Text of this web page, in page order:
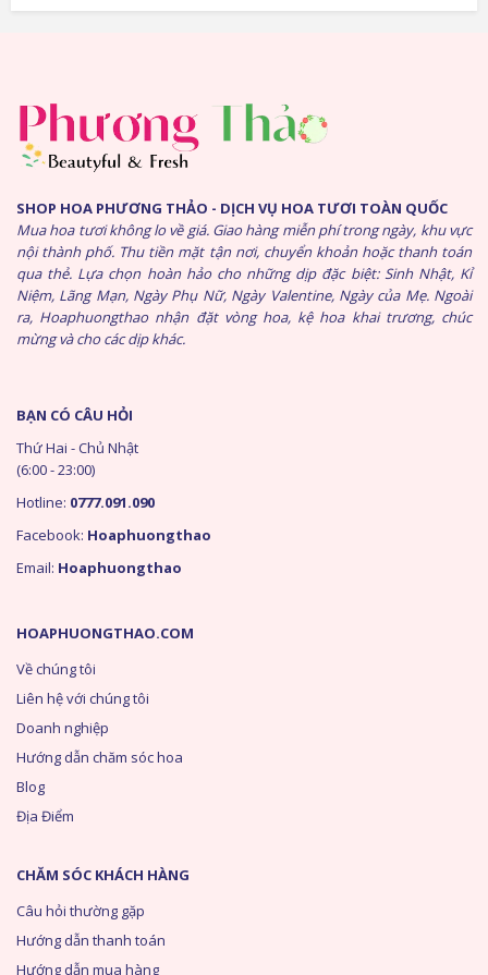
SHOP HOA PHƯƠNG THẢO - DỊCH VỤ HOA TƯƠI TOÀN QUỐC
Mua hoa tươi không lo về giá. Giao hàng miễn phí trong ngày, khu vực
nội thành phố. Thu tiền mặt tận nơi, chuyển khoản hoặc thanh toán
qua thẻ. Lựa chọn hoàn hảo cho những dịp đặc biệt: Sinh Nhật, Kỉ
Niệm, Lãng Mạn, Ngày Phụ Nữ, Ngày Valentine, Ngày của Mẹ. Ngoài
ra, Hoaphuongthao nhận đặt vòng hoa, kệ hoa khai trương, chúc
mừng và cho các dịp khác.
HOAPHUONGTHAO.COM
Về chúng tôi
Liên hệ với chúng tôi
Doanh nghiệp
Hướng dẫn chăm sóc hoa
Blog
Địa Điểm
CHĂM SÓC KHÁCH HÀNG
Câu hỏi thường gặp
Hướng dẫn thanh toán
Hướng dẫn mua hàng
BẠN CÓ CÂU HỎI
Thứ Hai - Chủ Nhật
(6:00 - 23:00)
Hotline: 0777.091.090
Facebook: Hoaphuongthao
Email: Hoaphuongthao